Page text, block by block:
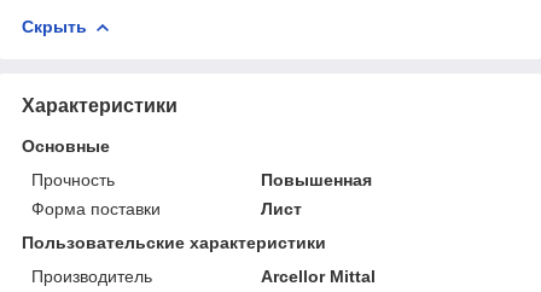
Скрыть
Характеристики
Основные
Прочность
Повышенная
Форма поставки
Лист
Пользовательские характеристики
Производитель
Arcellor Mittal